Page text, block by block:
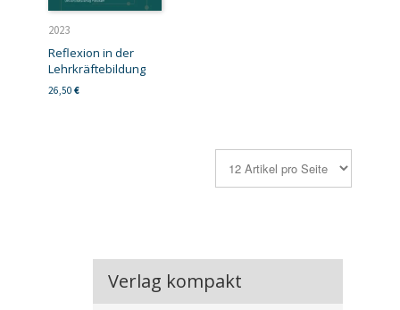
2023
Reflexion in der
Lehrkräftebildung
26,50 €
Verlag kompakt